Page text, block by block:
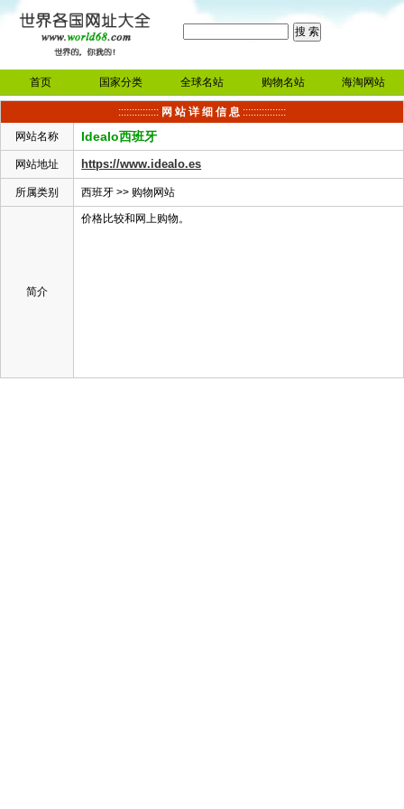
首页 国家分类 全球名站 购物名站 海淘网站
::::::::::::::: 网 站 详 细 信 息 ::::::::::::::::
网站名称
Idealo西班牙
网站地址 https://www.idealo.es
所属类别 西班牙 >> 购物网站
简介
价格比较和网上购物。